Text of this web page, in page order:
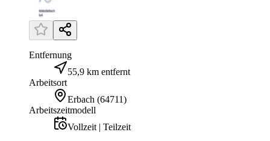
Entfernung
55,9 km entfernt
Arbeitsort
Erbach (64711)
Arbeitszeitmodell
Vollzeit | Teilzeit